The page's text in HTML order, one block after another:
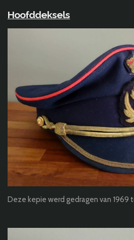
Hoofddeksels
Deze kepie werd gedragen van 1969